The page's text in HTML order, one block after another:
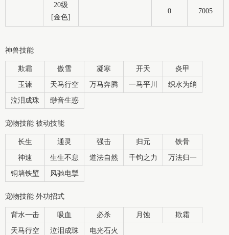
20级
[金色]
0 7005
神兽技能
欺霜 傲雪 凝寒 开天 炎甲
玉谏 天马行空 万马奔腾 一马平川 织水为绡
泣泪成珠 缈音生惑
宠物技能 被动技能
长生 通灵 强击 归元 铁骨
神速 生生不息 道法自然 千钧之力 万法归一
铜墙铁壁 风驰电掣
宠物技能 外功招式
背水一击 吸血 必杀 月蚀 欺霜
天马行空 泣泪成珠 电光石火